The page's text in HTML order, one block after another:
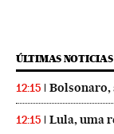
ÚLTIMAS NOTICIAS
12:15 Bolsonaro,
12:15 Lula, uma